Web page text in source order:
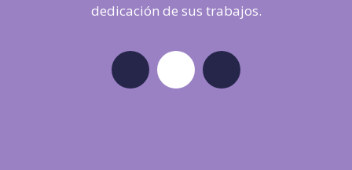
dedicación de sus trabajos.